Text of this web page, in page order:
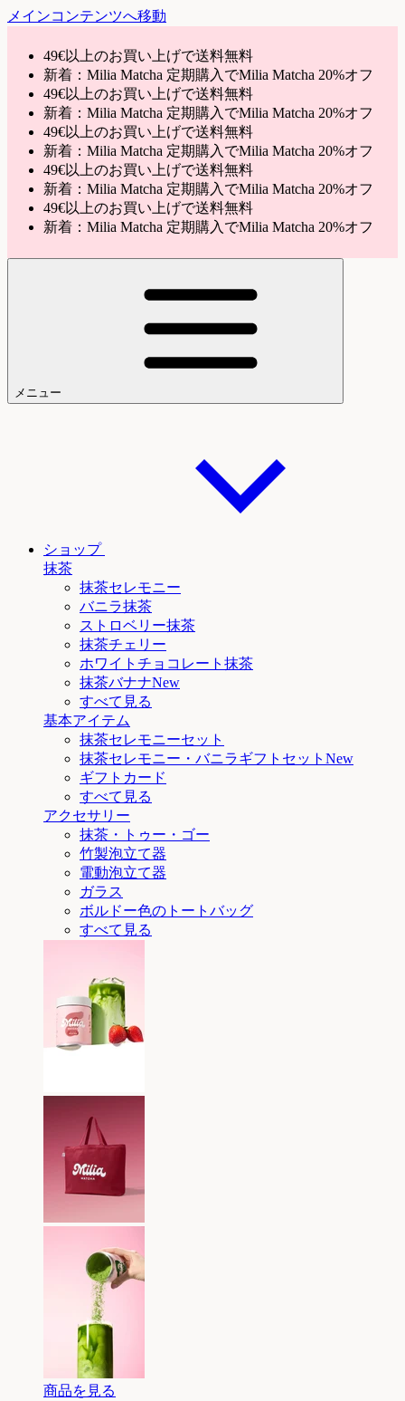
メインコンテンツへ移動
49€以上のお買い上げで送料無料
新着：Milia Matcha 定期購入でMilia Matcha 20%オフ
49€以上のお買い上げで送料無料
新着：Milia Matcha 定期購入でMilia Matcha 20%オフ
49€以上のお買い上げで送料無料
新着：Milia Matcha 定期購入でMilia Matcha 20%オフ
49€以上のお買い上げで送料無料
新着：Milia Matcha 定期購入でMilia Matcha 20%オフ
49€以上のお買い上げで送料無料
新着：Milia Matcha 定期購入でMilia Matcha 20%オフ
メニュー
ショップ
抹茶
抹茶セレモニー
バニラ抹茶
ストロベリー抹茶
抹茶チェリー
ホワイトチョコレート抹茶
抹茶バナナNew
すべて見る
基本アイテム
抹茶セレモニーセット
抹茶セレモニー ・バニラギフトセットNew
ギフトカード
すべて見る
アクセサリー
抹茶・トゥー・ゴー
竹製泡立て器
電動泡立て器
ガラス
ボルドー色のトートバッグ
すべて見る
商品を見る